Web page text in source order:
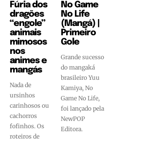
Fúria dos
dragões
“engole”
animais
mimosos
nos
animes e
mangás
Nada de
ursinhos
carinhosos ou
cachorros
fofinhos. Os
roteiros de
No Game
No Life
(Mangá) |
Primeiro
Gole
Grande sucesso
do mangaká
brasileiro Yuu
Kamiya, No
Game No Life,
foi lançado pela
NewPOP
Editora.